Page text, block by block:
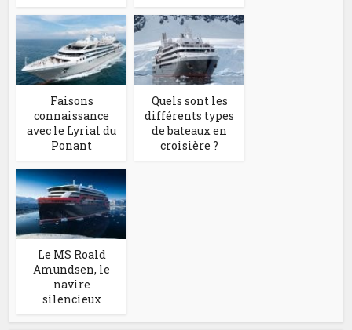
Faisons
connaissance
avec le Lyrial du
Ponant
Quels sont les
différents types
de bateaux en
croisière ?
Le MS Roald
Amundsen, le
navire
silencieux